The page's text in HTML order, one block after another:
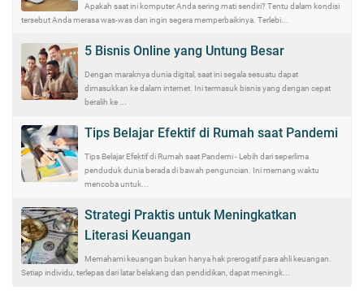
Apakah saat ini komputer Anda sering mati sendiri? Tentu dalam kondisi
tersebut Anda merasa was-was dan ingin segera memperbaikinya. Terlebi...
5 Bisnis Online yang Untung Besar
Dengan maraknya dunia digital, saat ini segala sesuatu dapat
dimasukkan ke dalam internet. Ini termasuk bisnis yang dengan cepat
beralih ke ...
Tips Belajar Efektif di Rumah saat Pandemi
Tips Belajar Efektif di Rumah saat Pandemi - Lebih dari seperlima
penduduk dunia berada di bawah penguncian. Ini memang waktu
mencoba untuk...
Strategi Praktis untuk Meningkatkan
Literasi Keuangan
Memahami keuangan bukan hanya hak prerogatif para ahli keuangan.
Setiap individu, terlepas dari latar belakang dan pendidikan, dapat meningk...